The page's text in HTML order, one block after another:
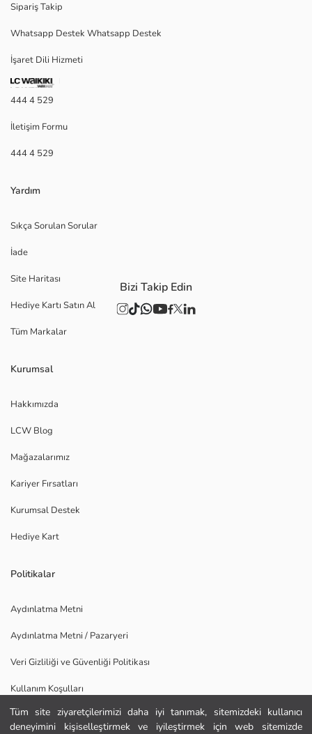
Tüm site ziyaretçilerimizi daha iyi tanımak, sitemizdeki kullanıcı
deneyimini kişiselleştirmek ve iyileştirmek için web sitemizde
Sipariş Takip
Whatsapp Destek Whatsapp Destek
İşaret Dili Hizmeti
444 4 529
İletişim Formu
444 4 529
Yardım
Sıkça Sorulan Sorular
İade
Site Haritası
Hediye Kartı Satın Al
Tüm Markalar
Kurumsal
Hakkımızda
LCW Blog
Mağazalarımız
Kariyer Fırsatları
Kurumsal Destek
Hediye Kart
Politikalar
Aydınlatma Metni
Aydınlatma Metni / Pazaryeri
Veri Gizliliği ve Güvenliği Politikası
Kullanım Koşulları
Uygulamamızı İndirin
Bizi Takip Edin